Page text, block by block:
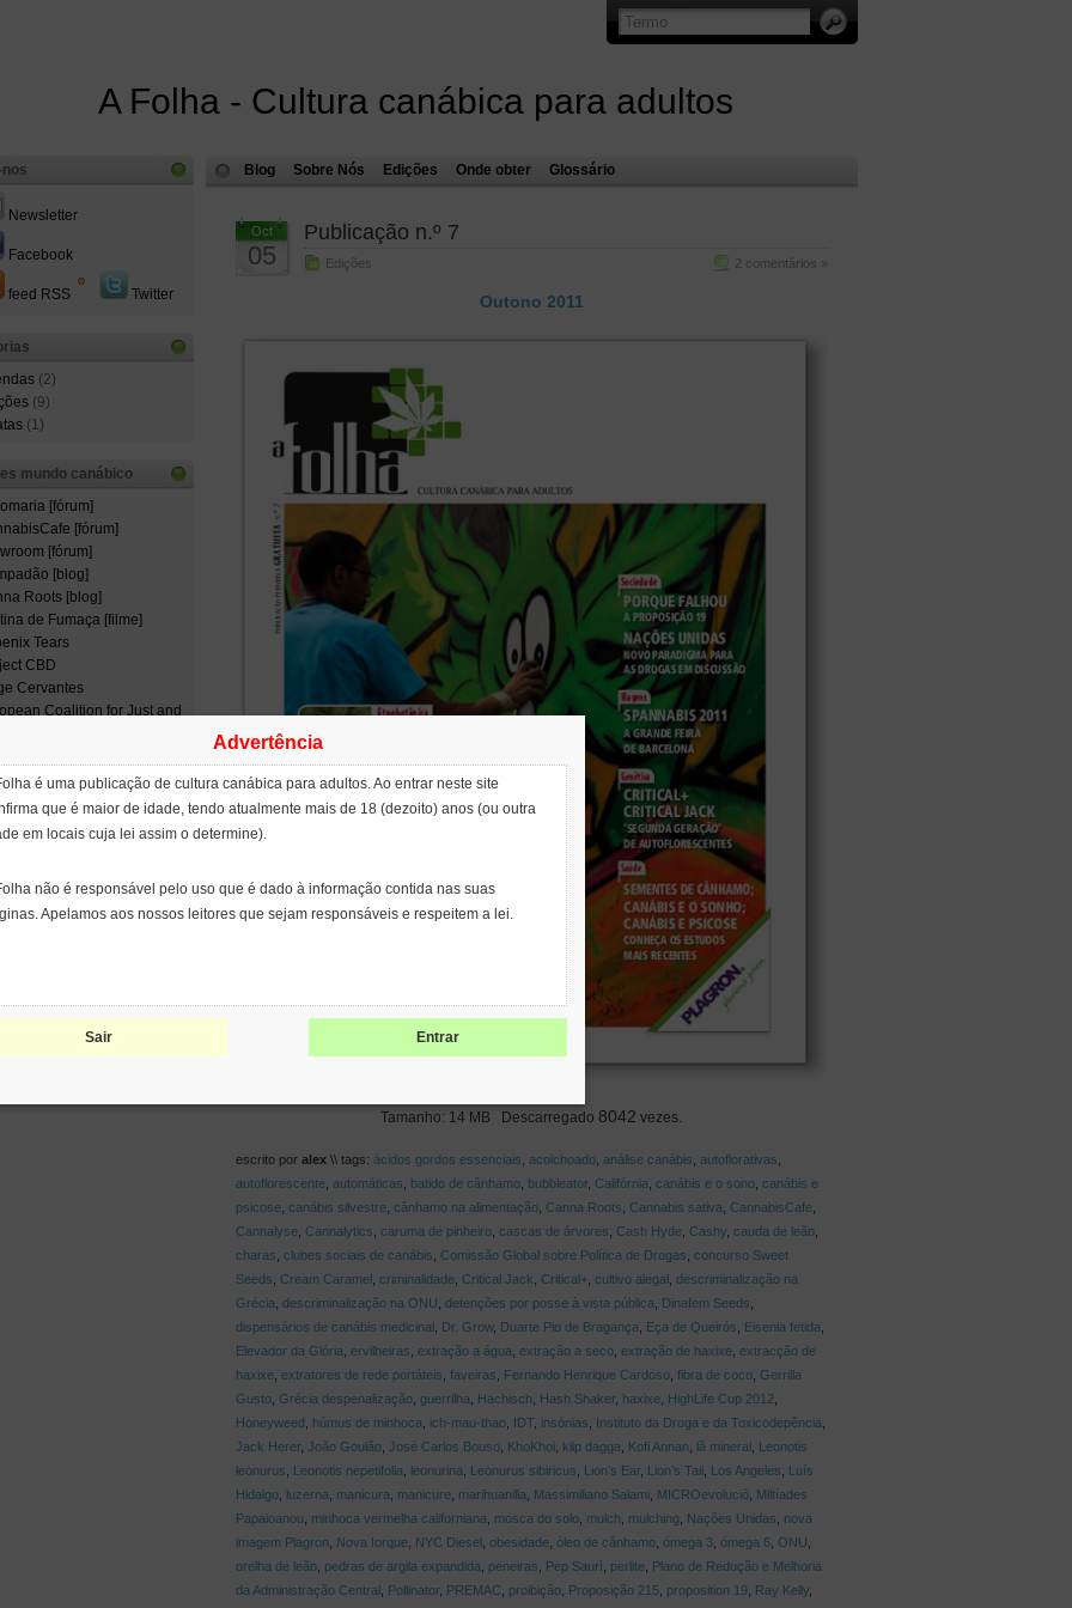
A Folha - Cultura canábica para adultos
Blog Sobre Nós Edições Onde obter Glossário
Oct
05
Publicação n.º 7
Edições 2 comentários »
Outono 2011
Tamanho: 14 MB Descarregado 8042 vezes.
escrito por alex\\ tags: ácidos gordos essenciais acolchoado, análise canábis autoflorativas
autoflorescente, automáticas batido de cânhamo, bubbleator, Califórnia canábis e o sono, canábis e
psicose, canábis silvestre, cânhamo na alimentação, Canna Roots Cannabis sativa CannabisCafe,
Cannalyse, Cannalytics caruma de pinheiro, cascas de árvores Cash Hyde, Cashy, cauda de leão,
charas clubes sociais de canábis Comissão Global sobre Política de Drogas concurso Sweet
Seeds
Cream Caramel, criminalidade, Critical Jack Critical+, cultivo alegal, descriminalização na
Grécia descriminalização na ONU detenções por posse à vista pública Dinafem Seeds
dispensários de canábis medicinal, Dr. Grow, Duarte Pio de Bragança Eça de Queirós Eisenia fetida
Elevador da Glória ervilheiras extração a água extração a seco, extração de haxixe, extracção de
haxixe, extratores de rede portáteis faveiras Fernando Henrique Cardoso, fibra de coco, Gerrilla
Gusto, Grécia despenalização, guerrilha Hachisch Hash Shaker, haxixe, HighLife Cup 2012
Honeyweed
húmus de minhoca ich-mau-thao, IDT, insónias Instituto da Droga e da Toxicodepência
Jack Herer, João Goulão, José Carlos Bouso, KhoKhoi, klip dagga Kofi Annan lã mineral, Leonotis
leonurus
Leonotis nepetifolia leonurina Leonurus sibiricus Lion’s Ear, Lion’s Tail, Los Angeles
Luís
Hidalgo, luzerna manicura manicure, marihuanilla Massimiliano Salami, MICROevolució, Miltíades
Papaioanou
minhoca vermelha californiana mosca do solo, mulch mulching Nações Unidas
nova
imagem Plagron
Nova Iorque, NYC Diesel, obesidade, óleo de cânhamo, ómega 3, ómega 6, ONU
orelha de leão, pedras de argila expandida peneiras Pep Saurì perlite, Plano de Redução e Melhoria
da Administração Central, Pollinator, PREMAC proibição, Proposição 215, proposition 19, Ray Kelly,
nos
Newsletter
Facebook
feed RSS Twitter
(2)
(9)
(1)
mundo canábico
[fórum]
[fórum]
[fórum]
[blog]
Roots [blog]
de Fumaça [filme]
Tears
CBD
Cervantes
Coalition for Just and
Network of People
Use Drugs (INPUD)
de Estudos
on seeds
Advertência
é uma publicação de cultura canábica para adultos. Ao entrar neste site
que é maior de idade, tendo atualmente mais de 18 (dezoito) anos (ou outra
em locais cuja lei assim o determine).
não é responsável pelo uso que é dado à informação contida nas suas
Apelamos aos nossos leitores que sejam responsáveis e respeitem a lei.
Sair Entrar